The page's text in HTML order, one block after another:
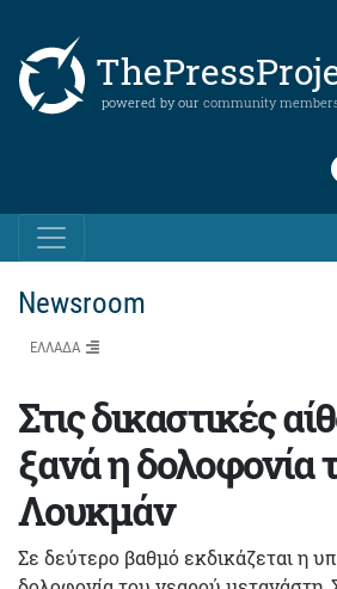
powered by our community
Newsroom
ΕΛΛΑΔΑ
Στις δικαστικές
ξανά η δολοφονία
Λουκμάν
Σε δεύτερο βαθμό εκδικάζεται η